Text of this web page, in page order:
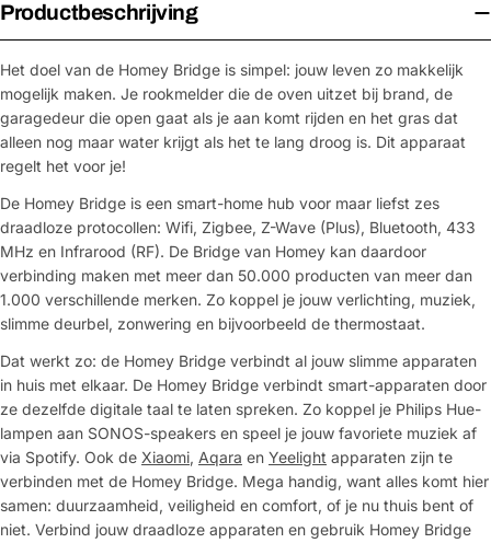
Productbeschrijving
Het doel van de Homey Bridge is simpel: jouw leven zo makkelijk
mogelijk maken. Je rookmelder die de oven uitzet bij brand, de
garagedeur die open gaat als je aan komt rijden en het gras dat
alleen nog maar water krijgt als het te lang droog is. Dit apparaat
regelt het voor je!
De Homey Bridge is een smart-home hub voor maar liefst zes
draadloze protocollen: Wifi, Zigbee, Z-Wave (Plus), Bluetooth, 433
MHz en Infrarood (RF). De Bridge van Homey kan daardoor
verbinding maken met meer dan 50.000 producten van meer dan
1.000 verschillende merken. Zo koppel je jouw verlichting, muziek,
slimme deurbel, zonwering en bijvoorbeeld de thermostaat.
Dat werkt zo: de Homey Bridge verbindt al jouw slimme apparaten
in huis met elkaar. De Homey Bridge verbindt smart-apparaten door
ze dezelfde digitale taal te laten spreken. Zo koppel je Philips Hue-
lampen aan SONOS-speakers en speel je jouw favoriete muziek af
via Spotify. Ook de Xiaomi, Aqara en Yeelight apparaten zijn te
verbinden met de Homey Bridge. Mega handig, want alles komt hier
samen: duurzaamheid, veiligheid en comfort, of je nu thuis bent of
niet. Verbind jouw draadloze apparaten en gebruik Homey Bridge